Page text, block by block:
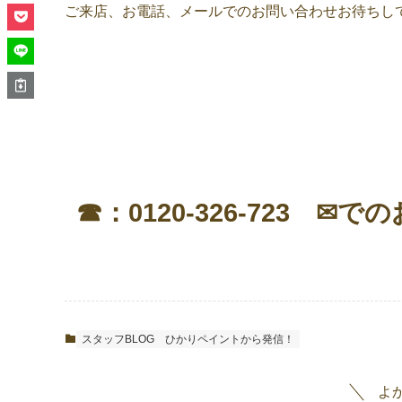
ご来店、お電話、メールでのお問い合わせお待ちし
☎：0120-326-723 ✉での
スタッフBLOG ひかりペイントから発信！
よ